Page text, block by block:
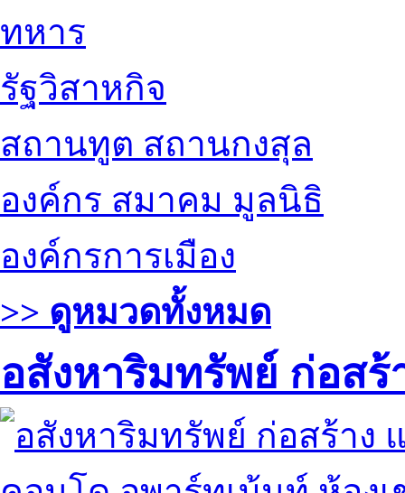
ทหาร
รัฐวิสาหกิจ
สถานทูต สถานกงสุล
องค์กร สมาคม มูลนิธิ
องค์กรการเมือง
>> ดูหมวดทั้งหมด
อสังหาริมทรัพย์ ก่อส